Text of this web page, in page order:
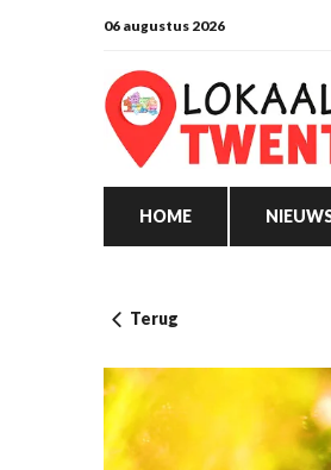
06 augustus 2026
HOME
Terug